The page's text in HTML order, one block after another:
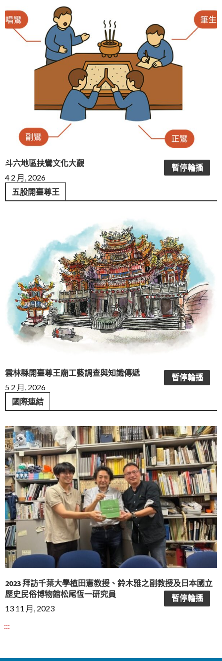
斗六地區扶鸞文化大觀
4 2 月, 2026
暫停輪播
五股開臺尊王
雲林縣開臺尊王廟工藝調查與知識傳遞
5 2 月, 2026
暫停輪播
國際連結
2023 拜訪千葉大學植田憲教授、鈴木雅之副教授及日本國立
歷史民俗博物館松尾恆一研究員
13 11 月, 2023
暫停輪播
:::